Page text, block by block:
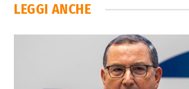
LEGGI ANCHE